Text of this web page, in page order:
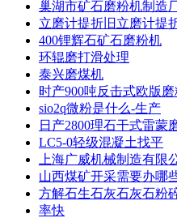
巢湖市矿石磨粉机制造
立磨计提折旧立磨计提
400锂辉石矿石磨粉机
环辊磨打滑处理
泰兴磨煤机
时产900吨反击式欧版
sio2q微粉是什么-生产
日产2800理石干式雷蒙
LC5-0轻级混凝土找平
上海广威机械制造有限
山西煤矿开采需要办哪
方解石生石灰石灰石粉
率快